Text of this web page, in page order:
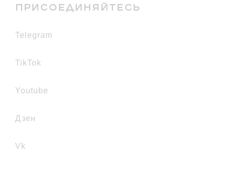
ПРИСОЕДИНЯЙТЕСЬ
telegram
TikTok
youtube
дзен
vk